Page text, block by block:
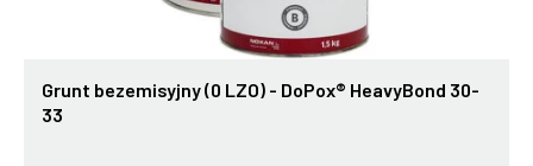
Grunt bezemisyjny (0 LZO) - DoPox® HeavyBond 30-
33